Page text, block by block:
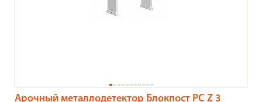
Арочный металлодетектор Блокпост PC Z 3